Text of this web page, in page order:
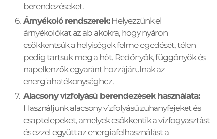
berendezéseket.
Árnyékoló rendszerek: Helyezzünk el
árnyékolókat az ablakokra, hogy nyáron
csökkentsük a helyiségek felmelegedését, télen
pedig tartsuk meg a hőt. Redőnyök, függönyök és
napellenzők egyaránt hozzájárulnak az
energiahatékonysághoz.
Alacsony vízfolyású berendezések használata:
Használjunk alacsony vízfolyású zuhanyfejeket és
csaptelepeket, amelyek csökkentik a vízfogyasztást
és ezzel együtt az energiafelhasználást a